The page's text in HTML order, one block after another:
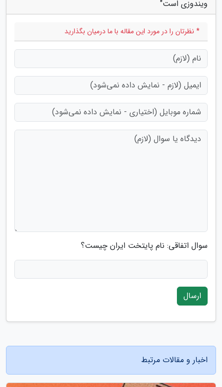
ویندوزی است"
* نظرتان را در مورد این مقاله با ما درمیان بگذارید
سوال اتفاقی: نام پایتخت ایران چیست؟
ارسال
اخبار و مقالات مرتبط